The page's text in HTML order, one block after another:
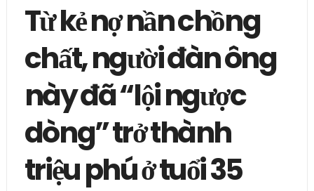
Từ kẻ nợ nần chồng
chất, người đàn ông
này đã “lội ngược
dòng” trở thành
triệu phú ở tuổi 35